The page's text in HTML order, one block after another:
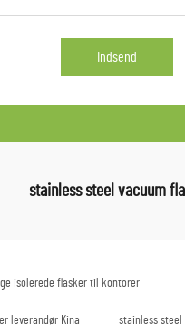
Indsend
stainless steel vacuum
isolerede flasker til kontorer
leverandør Kina stainless steel